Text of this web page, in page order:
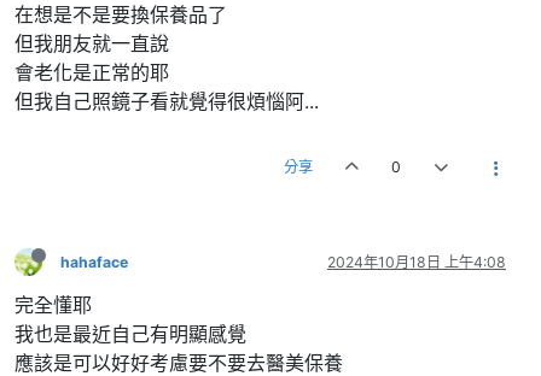
在想是不是要換保養品了
但我朋友就一直說
會老化是正常的耶
但我自己照鏡子看就覺得很煩惱阿...
分享 0
hahaface 2024年10月18日 上午4:08
完全懂耶
我也是最近自己有明顯感覺
應該是可以好好考慮要不要去醫美保養